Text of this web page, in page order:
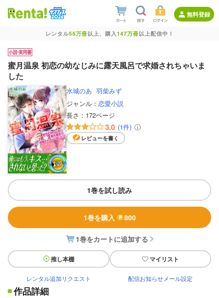
無料登録
レンタル55万冊以上、購入147万冊以上配信中！
蜜月温泉 初恋の幼なじみに露天風呂で求婚されちゃいま
した
水城のあ 羽柴みず
ジャンル： 恋愛小説
長さ： 172ページ
3.0 (1件)
レビューを書く
1巻を試し読み
1巻を購入 800
1巻をカートに追加する
推し本棚 マイリスト
レンタル追加リクエスト 配信お知らせメール設定
作品詳細